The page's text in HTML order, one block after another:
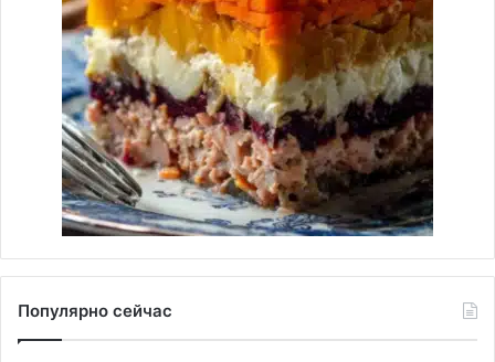
Популярно сейчас